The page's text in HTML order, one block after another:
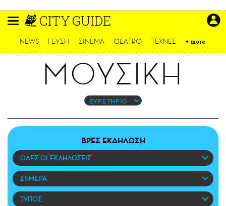
περιεχόμενο
CITY GUIDE
LIFO SHOP
NEWSLETTER
ΜΙΚΡΟΠΡΑΓΜΑΤΑ
ΕΙΔΗΣΕΙΣ
CULTURE
ΑΠΟΨΕΙΣ
ΤΡΟΠΟΣ ΖΩΗΣ
NEWS ΓΕΥΣΗ ΣΙΝΕΜΑ ΘΕΑΤΡΟ ΤΕΧΝΕΣ + more
ΜΟΥΣΙΚΗ
ΕΥΡΕΤΗΡΙΟ
ΒΡΕΣ ΕΚΔΗΛΩΣΗ
ΟΛΕΣ ΟΙ ΕΚΔΗΛΩΣΕΙΣ
ΣΗΜΕΡΑ
ΤΥΠΟΣ